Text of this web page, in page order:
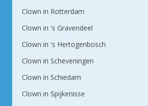
Clown in Rotterdam
Clown in 's Gravendeel
Clown in 's Hertogenbosch
Clown in Scheveningen
Clown in Schiedam
Clown in Spijkenisse